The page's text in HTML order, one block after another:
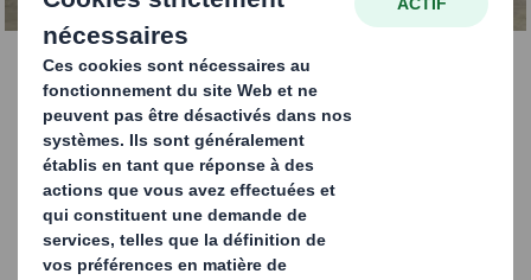
Webinaire instructif sur
les emballages
industriels